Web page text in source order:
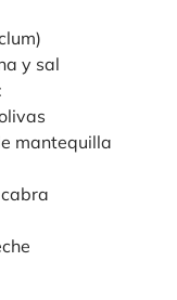
y sal
mantequilla